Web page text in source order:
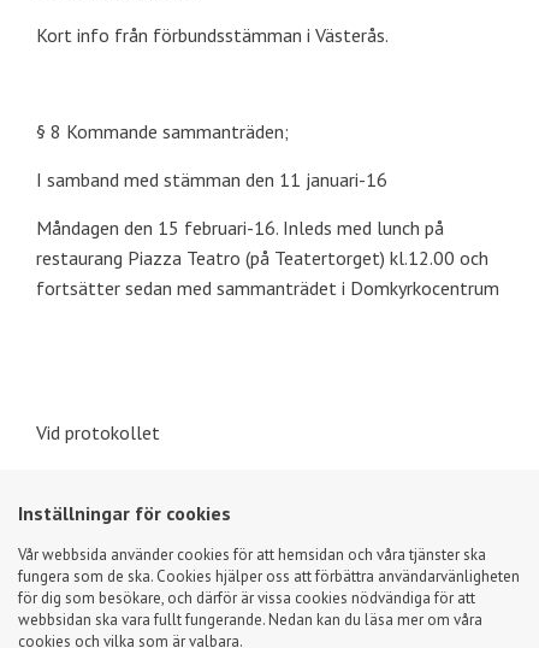
Kort info från förbundsstämman i Västerås.
§ 8 Kommande sammanträden;
I samband med stämman den 11 januari-16
Måndagen den 15 februari-16. Inleds med lunch på
restaurang Piazza Teatro (på Teatertorget) kl.12.00 och
fortsätter sedan med sammanträdet i Domkyrkocentrum
Vid protokollet
Inga-Lill Gustafsson, sekreterare Peter
Wänehag, ordförande
Inställningar för cookies
Vår webbsida använder cookies för att hemsidan och våra tjänster ska
fungera som de ska. Cookies hjälper oss att förbättra användarvänligheten
för dig som besökare, och därför är vissa cookies nödvändiga för att
webbsidan ska vara fullt fungerande. Nedan kan du läsa mer om våra
cookies och vilka som är valbara.